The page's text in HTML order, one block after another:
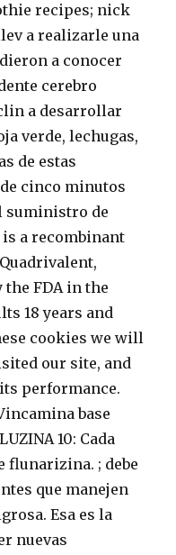
recipes; nick
a realizarle una
a conocer
cerebro
a desarrollar
verde, lechugas,
de estas
cinco minutos
suministro de
a recombinant
FDA in the
18 years and
cookies we will
our site, and
performance.
base
10: Cada
flunarizina. ; debe
que manejen
Esa es la
nuevas